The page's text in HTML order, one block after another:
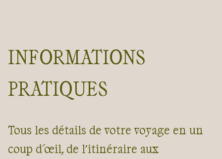
INFORMATIONS
PRATIQUES
Tous les détails de votre voyage en un
coup d'œil, de l’itinéraire aux